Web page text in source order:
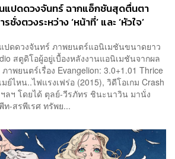
แปดดวงจันทร์ ฉากแอ็กชันสุดตื่นตา
งตวงระหว่าง ‘หน้าที่’ และ ‘หัวใจ’
ดดวงจันทร์ ภาพยนตร์แอนิเมชันขนาดยาว
สตูดิโอผู้อยู่เบื้องหลังงานแอนิเมชันจากผล
าพยนตร์เรื่อง Evangelion: 3.0+1.01 Thrice
ย์ไหน..ไฟแรงเฟร่อ (2015), วิดีโอเกม Crash
ฯลฯ โดยได้ ตุลย์-วีรภัทร ชินะนาวิน มานั่ง
-สรพีเรศ ทรัพย...